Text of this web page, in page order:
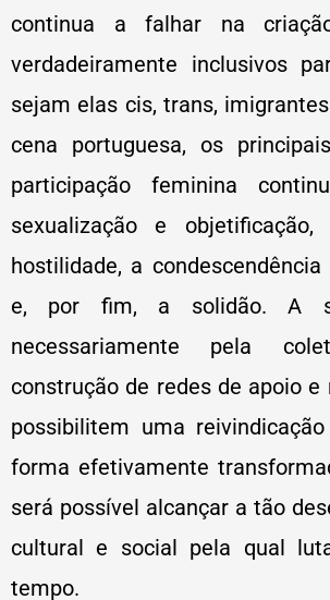
continua a falhar na
verdadeiramente inclusivos
sejam elas cis, trans,
cena portuguesa, os
participação feminina
sexualização e
hostilidade, a
e, por fim, a solidão. A
necessariamente pela
construção de redes de apoio e
possibilitem uma
forma efetivamente
será possível alcançar a tão
cultural e social pela qual
tempo.